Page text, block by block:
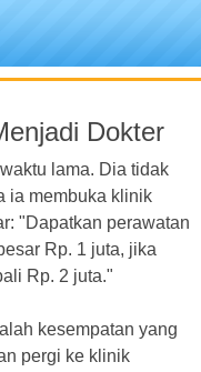
Dokter
lama. Dia tidak
ia membuka klinik
"Dapatkan perawatan
Rp. 1 juta, jika
Rp. 2 juta."
kesempatan yang
pergi ke klinik